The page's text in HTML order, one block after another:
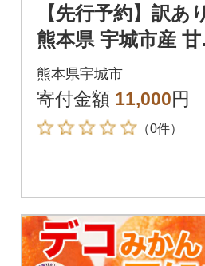
【先行予約】訳あり
熊本県 宇城市産 甘
と酸味が絶妙 不知火
デコみかん 約5kg(
城市)
熊本県宇城市
寄付金額 11,000円
（0件）